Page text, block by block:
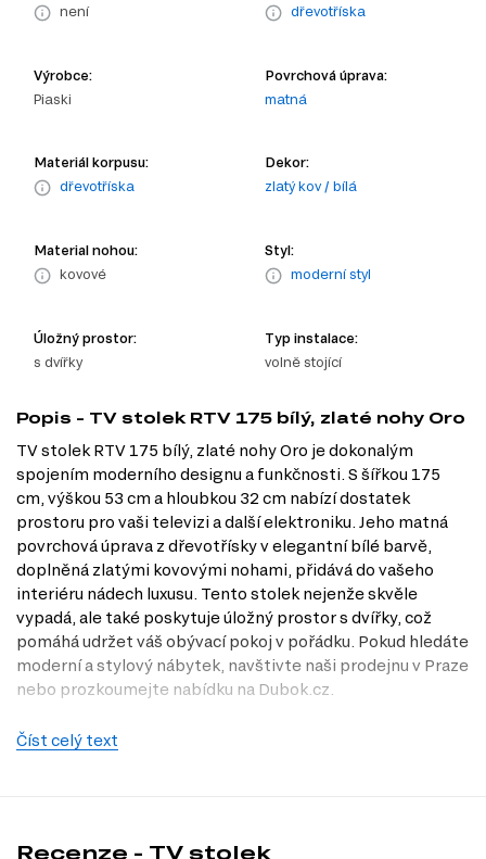
není
dřevotříska
Výrobce:
Piaski
Povrchová úprava:
matná
Materiál korpusu:
dřevotříska
Dekor:
zlatý kov / bílá
Material nohou:
kovové
Styl:
moderní styl
Úložný prostor:
s dvířky
Typ instalace:
volně stojící
Popis - TV stolek RTV 175 bílý, zlaté nohy Oro
TV stolek RTV 175 bílý, zlaté nohy Oro je dokonalým
spojením moderního designu a funkčnosti. S šířkou 175
cm, výškou 53 cm a hloubkou 32 cm nabízí dostatek
prostoru pro vaši televizi a další elektroniku. Jeho matná
povrchová úprava z dřevotřísky v elegantní bílé barvě,
doplněná zlatými kovovými nohami, přidává do vašeho
interiéru nádech luxusu. Tento stolek nejenže skvěle
vypadá, ale také poskytuje úložný prostor s dvířky, což
pomáhá udržet váš obývací pokoj v pořádku. Pokud hledáte
moderní a stylový nábytek, navštivte naši prodejnu v Praze
nebo prozkoumejte nabídku na Dubok.cz.
Dostupné modifikace produktu
Číst celý text
Recenze - TV stolek